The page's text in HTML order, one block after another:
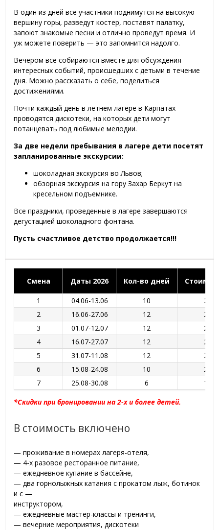
В один из дней все участники поднимутся на высокую
вершину горы, разведут костер, поставят палатку,
запоют знакомые песни и отлично проведут время. И
уж можете поверить — это запомнится надолго.
Вечером все собираются вместе для обсуждения
интересных событий, происшедших с детьми в течение
дня. Можно рассказать о себе, поделиться
достижениями.
Почти каждый день в летнем лагере в Карпатах
проводятся дискотеки, на которых дети могут
потанцевать под любимые мелодии.
За две недели пребывания в лагере дети посетят
запланированные экскурсии:
шоколадная экскурсия во Львов;
обзорная экскурсия на гору Захар Беркут на
кресельном подъемнике.
Все праздники, проведенные в лагере завершаются
дегустацией шоколадного фонтана.
Пусть счастливое детство продолжается!!!
Смена Даты 2026 Кол-во дней
1 04.06-13.06 10
24
2
16.06-27.06 12
28
3
01.07-12.07 12
28
4
16.07-27.07 12
28
5
31.07-11.08 12
28
6
15.08-24.08 10
24
7
25.08-30.08 6 14
*Скидки при бронировании на 2-х и более детей.
В стоимость включено
— проживание в номерах лагеря-отеля,
— 4-х разовое ресторанное питание,
— ежедневное купание в бассейне,
— два горнолыжных катания с прокатом лыж, ботинок
и с —
инструктором,
— ежедневные мастер-классы и тренинги,
— вечерние мероприятия, дискотеки